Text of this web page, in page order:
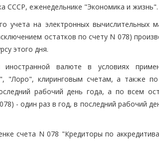
СССР, еженедельнике "Экономика и жизнь".
учета на электронных вычислительных
остатков по счету N 078)
этого дня.
валюте в условиях
"Лоро", клиринговым счетам, а также
рабочий день года, а по всем
- один раз в год, в последний рабочий
счета N 078 "Кредиторы по